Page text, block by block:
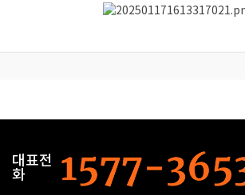
대표전
화